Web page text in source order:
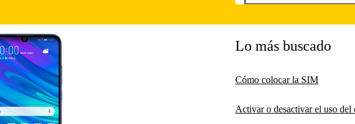
Lo más buscado
Cómo colocar la SIM
Activar o desactivar el uso del